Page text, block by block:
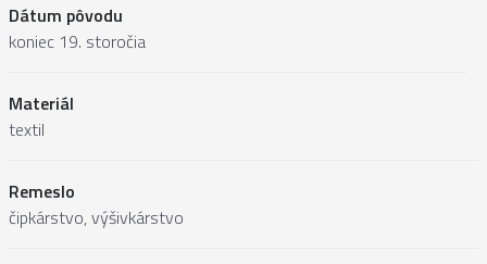
Dátum pôvodu
koniec 19. storočia
Materiál
textil
Remeslo
čipkárstvo, výšivkárstvo